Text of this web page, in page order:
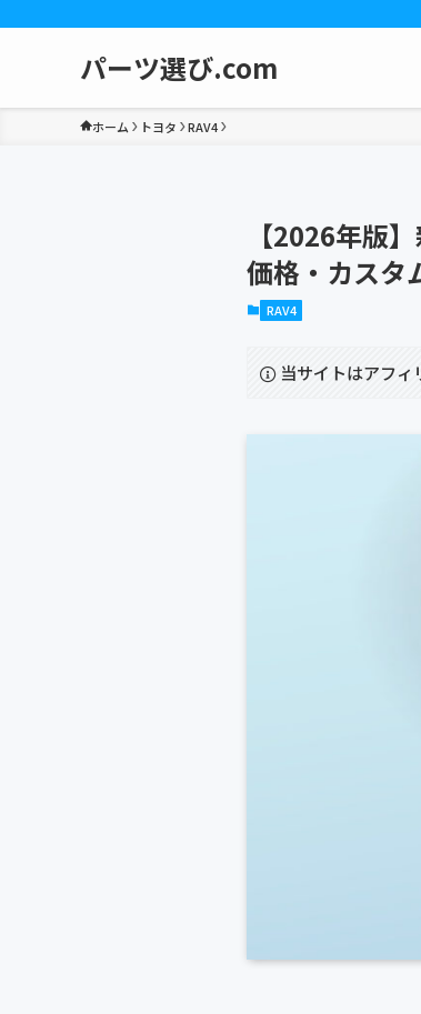
パーツ選び.com
ホーム トヨタ RAV4
【2026年版
価格・カスタ
RAV4
当サイトはアフィ